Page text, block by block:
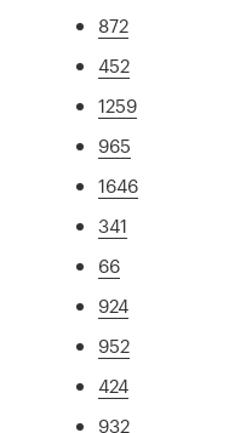
872
452
1259
965
1646
341
66
924
952
424
932